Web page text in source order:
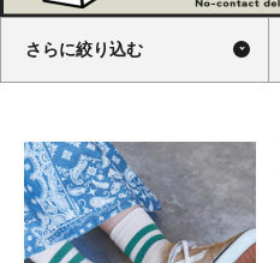
さらに絞り込む